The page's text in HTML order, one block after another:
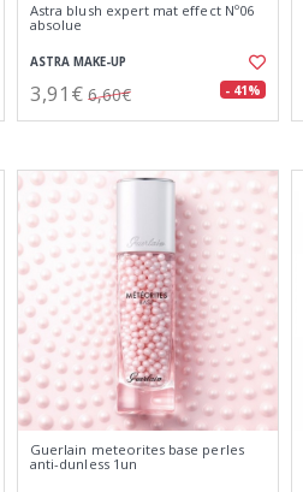
Astra blush expert mat effect Nº06
absolue
ASTRA MAKE-UP
3,91€ 6,60€ - 41%
Guerlain meteorites base perles
anti-dunless 1un